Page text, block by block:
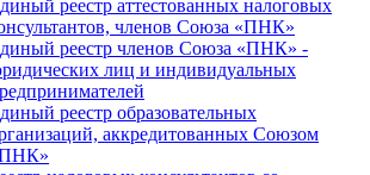
реестр аттестованных налоговых
членов Союза «ПНК»
реестр членов Союза «ПНК» -
лиц и индивидуальных
реестр образовательных
аккредитованных Союзом